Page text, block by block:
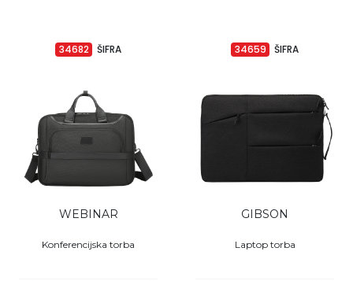
ŠIFRA
34682
WEBINAR
Konferencijska torba
ŠIFRA
34659
GIBSON
Laptop torba